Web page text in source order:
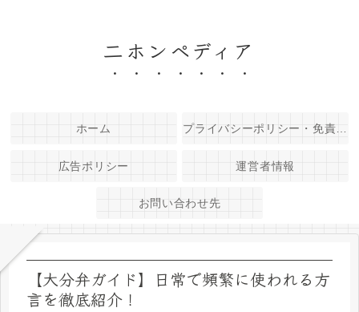
二ホンペディア
ホーム
広告ポリシー 運営者情報
お問い合わせ先
【大分弁ガイド】日常で頻繁に使われる方
言を徹底紹介！